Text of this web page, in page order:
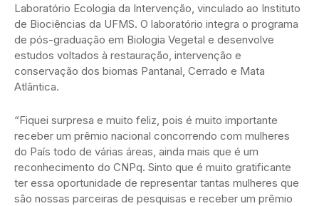
Laboratório Ecologia da Intervenção, vinculado ao Instituto
de Biociências da UFMS. O laboratório integra o programa
de pós-graduação em Biologia Vegetal e desenvolve
estudos voltados à restauração, intervenção e
conservação dos biomas Pantanal, Cerrado e Mata
Atlântica.
“Fiquei surpresa e muito feliz, pois é muito importante
receber um prêmio nacional concorrendo com mulheres
do País todo de várias áreas, ainda mais que é um
reconhecimento do CNPq. Sinto que é muito gratificante
ter essa oportunidade de representar tantas mulheres que
são nossas parceiras de pesquisas e receber um prêmio